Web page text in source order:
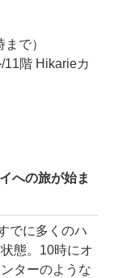
で）
11階 Hikarieカ
への旅が始ま
でに多くのハ
態。10時にオ
ターのような